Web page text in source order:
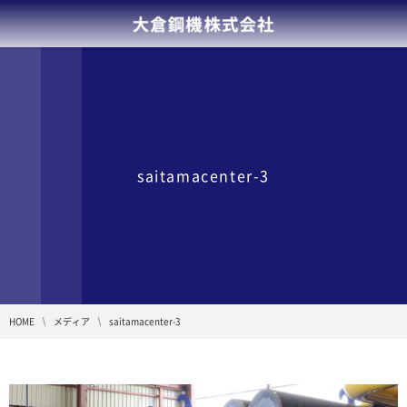
saitamacenter-3
HOME メディア saitamacenter-3